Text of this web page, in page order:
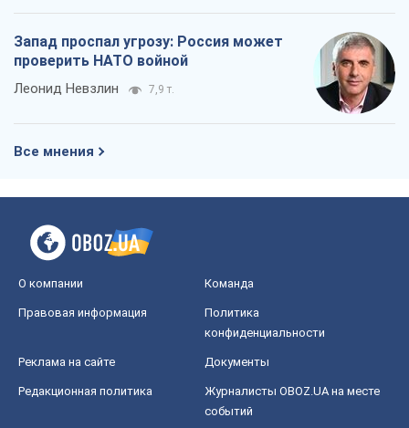
Запад проспал угрозу: Россия может
проверить НАТО войной
Леонид Невзлин 7,9 т.
Все мнения
О компании Команда
Правовая информация
Политика
конфиденциальности
Реклама на сайте Документы
Редакционная политика
Журналисты OBOZ.UA на месте
событий